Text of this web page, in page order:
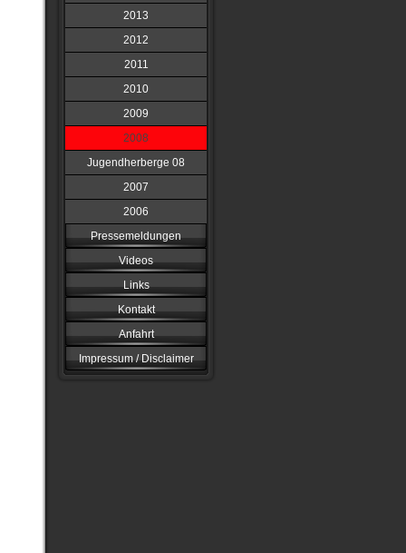
2013
2012
2011
2010
2009
2008
Jugendherberge 08
2007
2006
Pressemeldungen
Videos
Links
Kontakt
Anfahrt
Impressum / Disclaimer